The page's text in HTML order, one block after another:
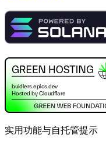
实用功能与自托管提示